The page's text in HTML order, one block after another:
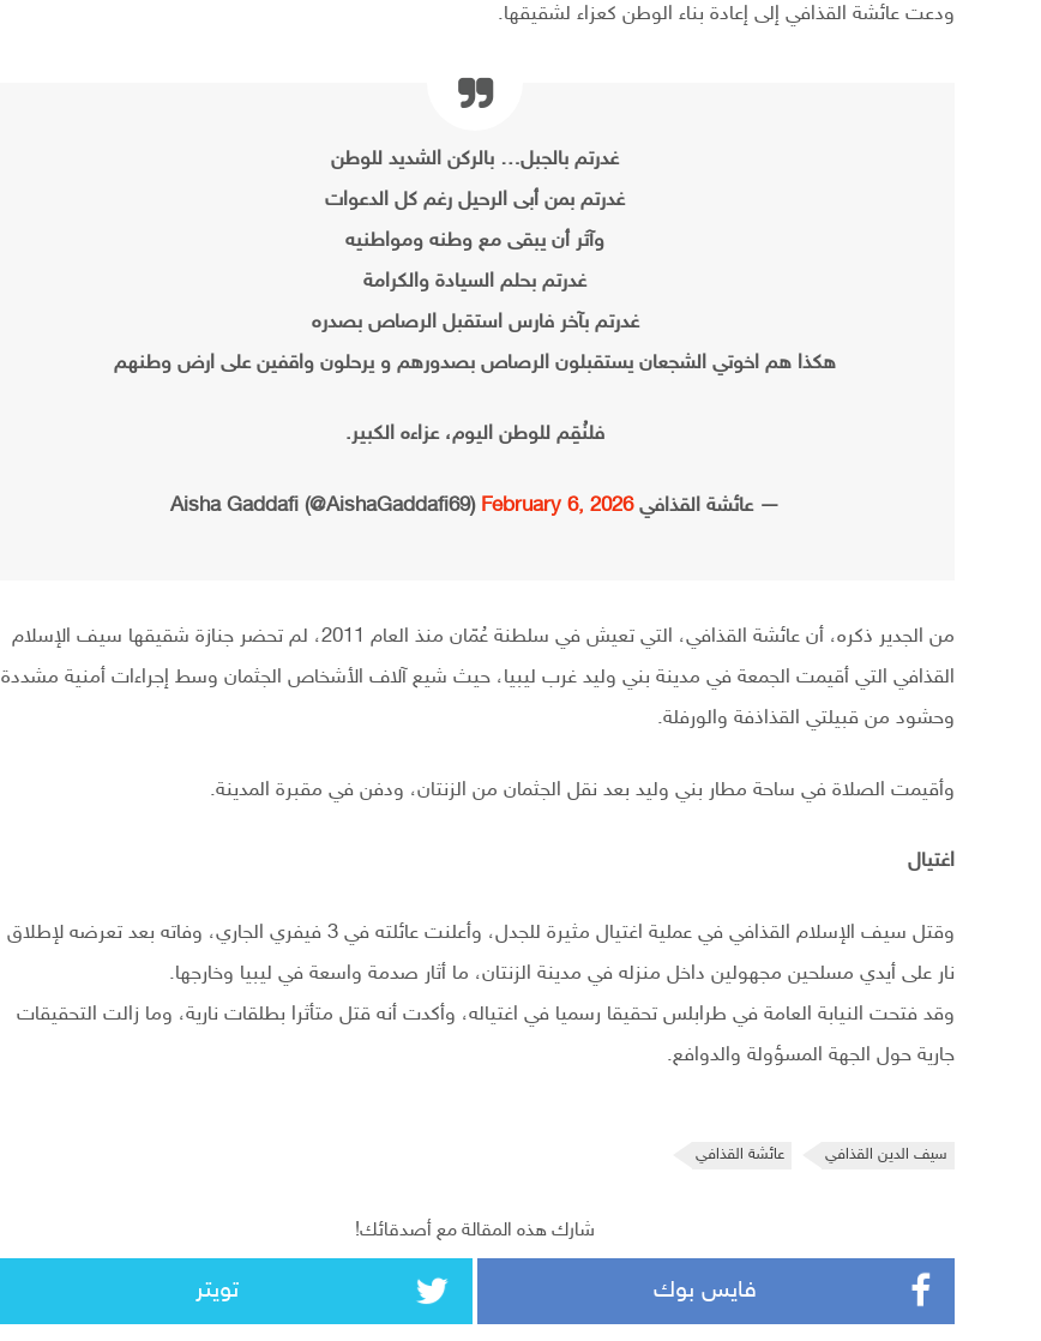
ودعت عائشة القذافي إلى إعادة بناء الوطن كعزاء لشقيقها.
غدرتم بالجبل… بالركن الشديد للوطن
غدرتم بمن أبى الرحيل رغم كل الدعوات
وآثر أن يبقى مع وطنه ومواطنيه
غدرتم بحلم السيادة والكرامة
غدرتم بآخر فارس استقبل الرصاص بصدره
هكذا هم اخوتي الشجعان يستقبلون الرصاص بصدورهم و يرحلون واقفين على ارض وطنهم
فلنُقِم للوطن اليوم، عزاءه الكبير.
— عائشة القذافي Aisha Gaddafi (@AishaGaddafi69)February 6, 2026
من الجدير ذكره، أن عائشة القذافي، التي تعيش في سلطنة عُمّان منذ العام 2011، لم تحضر جنازة شقيقها سيف الإسلام
القذافي التي أقيمت الجمعة في مدينة بني وليد غرب ليبيا، حيث شيع آلاف الأشخاص الجثمان وسط إجراءات أمنية مشددة
وحشود من قبيلتي القذاذفة والورفلة.
وأقيمت الصلاة في ساحة مطار بني وليد بعد نقل الجثمان من الزنتان، ودفن في مقبرة المدينة.
اغتيال
وقتل سيف الإسلام القذافي في عملية اغتيال مثيرة للجدل، وأعلنت عائلته في 3 فيفري الجاري، وفاته بعد تعرضه لإطلاق
نار على أيدي مسلحين مجهولين داخل منزله في مدينة الزنتان، ما أثار صدمة واسعة في ليبيا وخارجها.
وقد فتحت النيابة العامة في طرابلس تحقيقا رسميا في اغتياله، وأكدت أنه قتل متأثرا بطلقات نارية، وما زالت التحقيقات
جارية حول الجهة المسؤولة والدوافع.
سيف الدين القذافي عائشة القذافي
شارك هذه المقالة مع أصدقائك!
فايس بوك تويتر